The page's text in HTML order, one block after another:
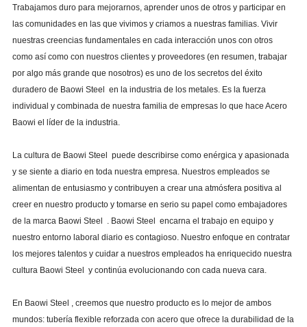
Trabajamos duro para mejorarnos, aprender unos de otros y participar en
las comunidades en las que vivimos y criamos a nuestras familias. Vivir
nuestras creencias fundamentales en cada interacción unos con otros
como así como con nuestros clientes y proveedores (en resumen, trabajar
por algo más grande que nosotros) es uno de los secretos del éxito
duradero de Baowi Steel
en la industria de los metales. Es la fuerza
individual y combinada de nuestra familia de empresas lo que hace Acero
Baowi el líder de la industria.
La cultura de Baowi Steel
puede describirse como enérgica y apasionada
y se siente a diario en toda nuestra empresa. Nuestros empleados se
alimentan de entusiasmo y contribuyen a crear una atmósfera positiva al
creer en nuestro producto y tomarse en serio su papel como embajadores
de la marca Baowi Steel . Baowi Steel
encarna el trabajo en equipo y
nuestro entorno laboral diario es contagioso. Nuestro enfoque en contratar
los mejores talentos y cuidar a nuestros empleados ha enriquecido nuestra
cultura Baowi Steel y continúa evolucionando con cada nueva cara.
En Baowi Steel , creemos que nuestro producto es lo mejor de ambos
mundos: tubería flexible reforzada con acero que ofrece la durabilidad de la